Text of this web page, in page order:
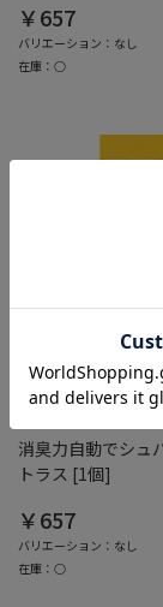
￥657
バリエーション：なし
在庫：○
綿半ホームエイド
消臭力自動でシュ
トラス [1個]
￥657
バリエーション：なし
在庫：○